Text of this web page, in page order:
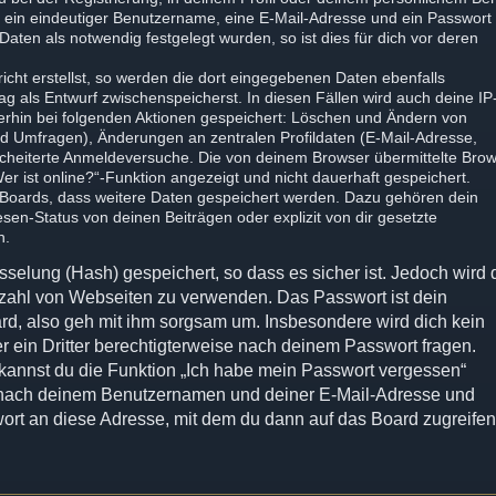
eindeutiger Benutzername, eine E-Mail-Adresse und ein Passwort
als notwendig festgelegt wurden, so ist dies für dich vor deren
erstellst, so werden die dort eingegebenen Daten ebenfalls
als Entwurf zwischenspeicherst. In diesen Fällen wird auch deine
bei folgenden Aktionen gespeichert: Löschen und Ändern von
Umfragen), Änderungen an zentralen Profildaten (E-Mail-Adresse,
Anmeldeversuche. Die von deinem Browser übermittelte
ist online?“-Funktion angezeigt und nicht dauerhaft gespeichert.
dass weitere Daten gespeichert werden. Dazu gehören dein
Status von deinen Beiträgen oder explizit von dir gesetzte
(Hash) gespeichert, so dass es sicher ist. Jedoch wird
von Webseiten zu verwenden. Das Passwort ist dein
also geh mit ihm sorgsam um. Insbesondere wird dich kein
ein Dritter berechtigterweise nach deinem Passwort fragen.
du die Funktion „Ich habe mein Passwort vergessen“
deinem Benutzernamen und deiner E-Mail-Adresse und
an diese Adresse, mit dem du dann auf das Board zugreifen